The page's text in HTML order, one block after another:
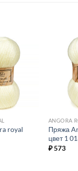
Добавить в
royal
ANGORA
Пряжа
цвет 1
₽573